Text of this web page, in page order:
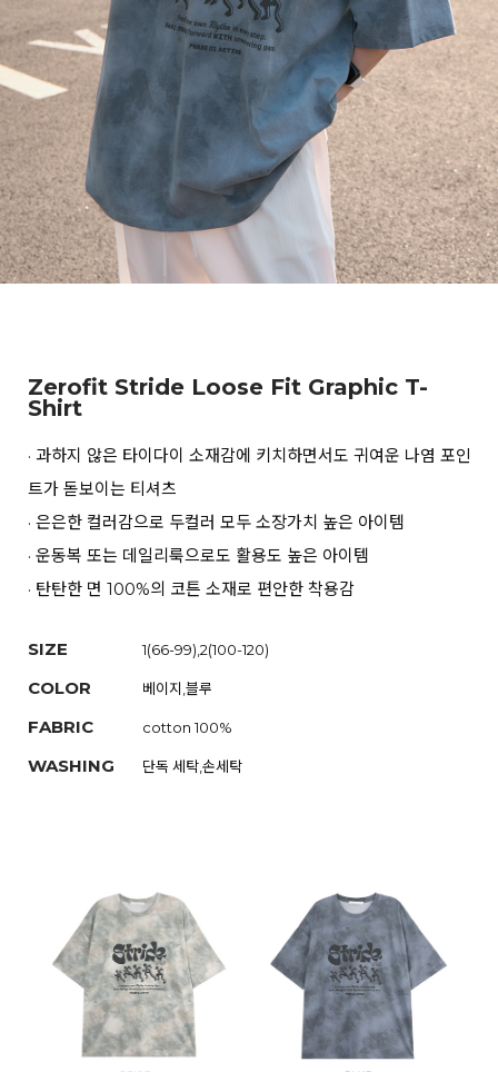
Zerofit Stride Loose Fit Graphic T-
Shirt
· 과하지 않은 타이다이 소재감에 키치하면서도 귀여운 나염 포인
트가 돋보이는 티셔츠
· 은은한 컬러감으로 두컬러 모두 소장가치 높은 아이템
· 운동복 또는 데일리룩으로도 활용도 높은 아이템
· 탄탄한 면 100%의 코튼 소재로 편안한 착용감
SIZE 1(66-99),2(100-120)
COLOR 베이지,블루
FABRIC cotton 100%
WASHING 단독 세탁,손세탁